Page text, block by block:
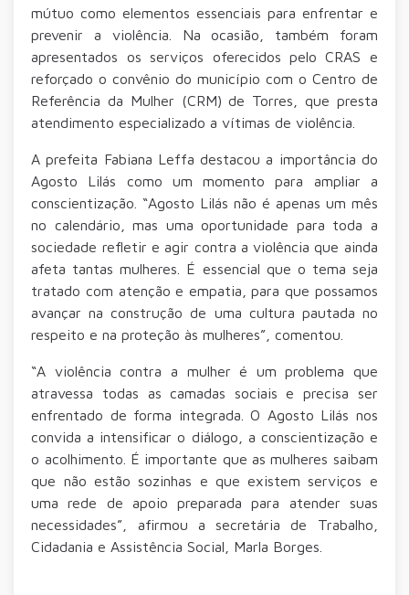
mútuo como elementos essenciais para enfrentar e
prevenir a violência. Na ocasião, também foram
apresentados os serviços oferecidos pelo CRAS e
reforçado o convênio do município com o Centro de
Referência da Mulher (CRM) de Torres, que presta
atendimento especializado a vítimas de violência.
A prefeita Fabiana Leffa destacou a importância do
Agosto Lilás como um momento para ampliar a
conscientização. “Agosto Lilás não é apenas um mês
no calendário, mas uma oportunidade para toda a
sociedade refletir e agir contra a violência que ainda
afeta tantas mulheres. É essencial que o tema seja
tratado com atenção e empatia, para que possamos
avançar na construção de uma cultura pautada no
respeito e na proteção às mulheres”, comentou.
“A violência contra a mulher é um problema que
atravessa todas as camadas sociais e precisa ser
enfrentado de forma integrada. O Agosto Lilás nos
convida a intensificar o diálogo, a conscientização e
o acolhimento. É importante que as mulheres saibam
que não estão sozinhas e que existem serviços e
uma rede de apoio preparada para atender suas
necessidades”, afirmou a secretária de Trabalho,
Cidadania e Assistência Social, Marla Borges.